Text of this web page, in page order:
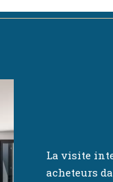
La visite
acheteurs